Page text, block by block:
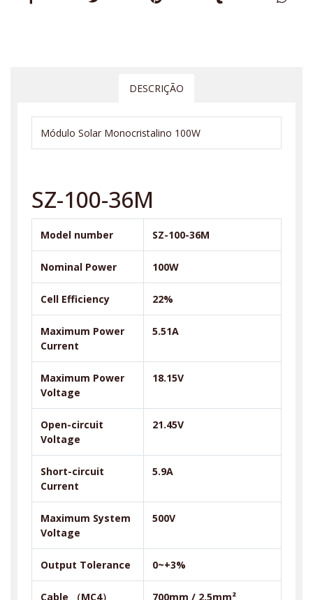
DESCRIÇÃO
Módulo Solar Monocristalino 100W
SZ-100-36M
Model number SZ-100-36M
Nominal Power 100W
Cell Efficiency 22%
Maximum Power
Current
5.51A
Maximum Power
Voltage
18.15V
Open-circuit
Voltage
21.45V
Short-circuit
Current
5.9A
Maximum System
Voltage
500V
Output Tolerance 0~+3%
Cable （MC4） 700mm / 2.5mm²